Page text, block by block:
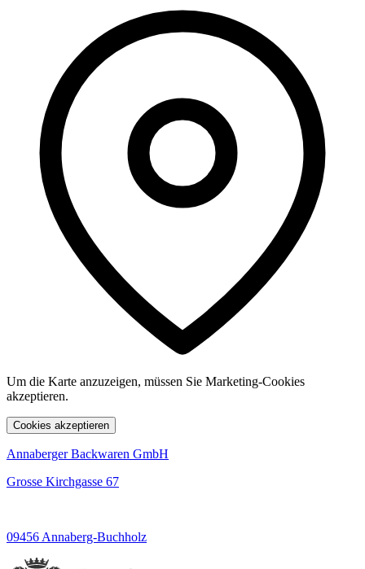
Um die Karte anzuzeigen, müssen Sie Marketing-Cookies
akzeptieren.
Cookies akzeptieren
Annaberger Backwaren GmbH
Grosse Kirchgasse 67
09456 Annaberg-Buchholz